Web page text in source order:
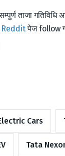
ताजा गतिविधि
Redditपेज follow
Cars
Tata